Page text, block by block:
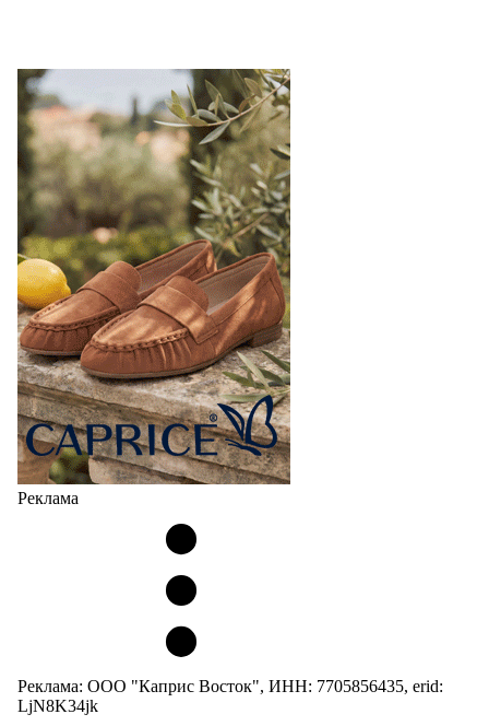
Реклама
Реклама: ООО "Каприс Восток", ИНН: 7705856435, erid:
LjN8K34jk